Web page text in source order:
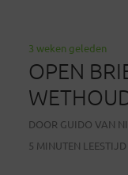
3 weken geleden
OPEN
DOOR GUIDO VAN
5 MINUTEN LEESTIJD